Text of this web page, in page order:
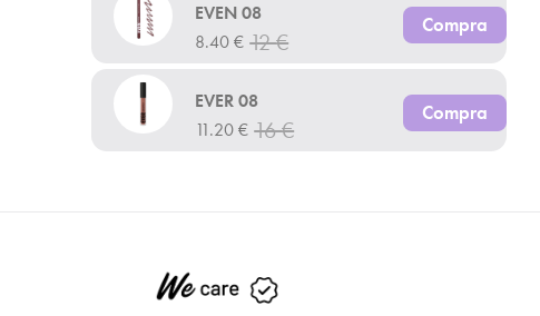
EVEN 08
8.40 € 12€
Compra
EVER 08
11.20 € 16€
Compra